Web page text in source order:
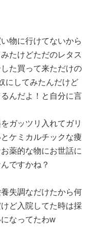
物に行けてないから
たけどただのレタス
た買って来ただけの
にしてみたんだけど
んだよ！と自分に言
ガッツリ入れてガリ
ケミカルチックな痩
薬的な物にお世話に
ですかね？
失調なだけたから何
ど入院してた時は採
なってたわw